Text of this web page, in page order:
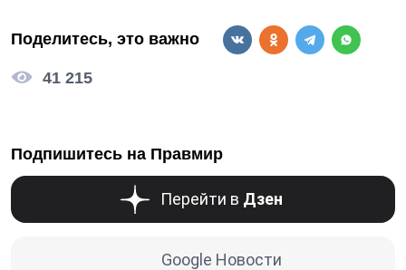
Поделитесь, это важно
41 215
Подпишитесь на Правмир
Перейти в Дзен
Google Новости